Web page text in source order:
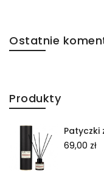
Ostatnie
Produkty
69,00 zł